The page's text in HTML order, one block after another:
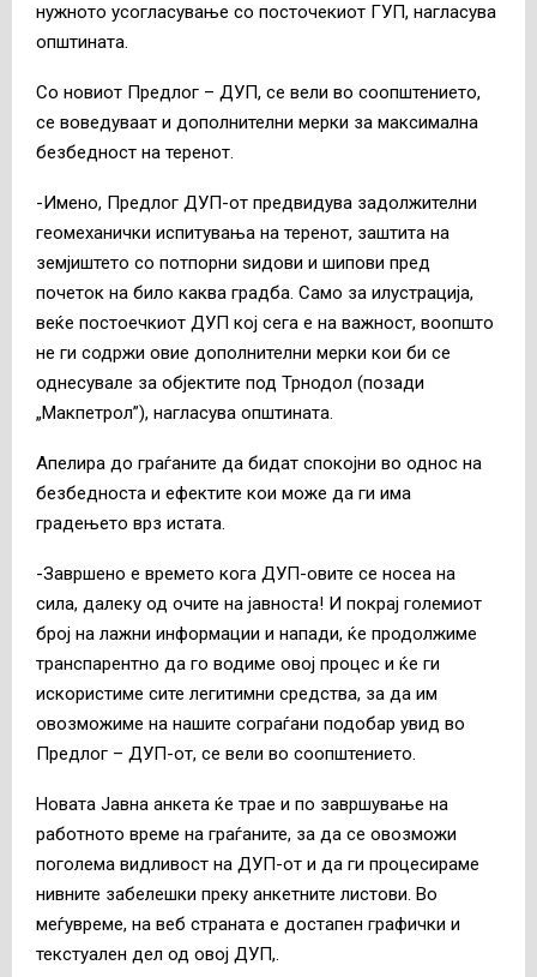
нужното усогласување со посточекиот ГУП, нагласува
општината.
Со новиот Предлог – ДУП, се вели во соопштението,
се воведуваат и дополнителни мерки за максимална
безбедност на теренот.
-Имено, Предлог ДУП-от предвидува задолжителни
геомеханички испитувања на теренот, заштита на
земјиштето со потпорни ѕидови и шипови пред
почеток на било каква градба. Само за илустрација,
веќе постоечкиот ДУП кој сега е на важност, воопшто
не ги содржи овие дополнителни мерки кои би се
однесувале за објектите под Трнодол (позади
„Макпетрол”), нагласува општината.
Апелира до граѓаните да бидат спокојни во однос на
безбедноста и ефектите кои може да ги има
градењето врз истата.
-Завршено е времето кога ДУП-овите се носеа на
сила, далеку од очите на јавноста! И покрај големиот
број на лажни информации и напади, ќе продолжиме
транспарентно да го водиме овој процес и ќе ги
искористиме сите легитимни средства, за да им
овозможиме на нашите сограѓани подобар увид во
Предлог – ДУП-от, се вели во соопштението.
Новата Јавна анкета ќе трае и по завршување на
работното време на граѓаните, за да се овозможи
поголема видливост на ДУП-от и да ги процесираме
нивните забелешки преку анкетните листови. Во
меѓувреме, на веб страната е достапен графички и
текстуален дел од овој ДУП,.